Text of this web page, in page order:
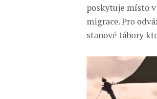
poskytuje místo
migrace. Pro
stanové tábory